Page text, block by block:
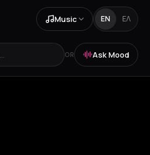
Music EN ΕΛ
OR Ask Mood